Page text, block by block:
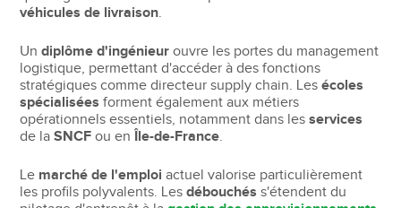
véhicules de livraison.
Undiplôme d'ingénieur ouvre les portes du management
logistique, permettant d'accéder à des fonctions
stratégiques comme directeur supply chain. Lesécoles
spécialisées forment également aux métiers
opérationnels essentiels, notamment dans lesservices
de laSNCF ou enÎle-de-France.
Le marché de l'emploi actuel valorise particulièrement
les profils polyvalents. Lesdébouchés s'étendent du